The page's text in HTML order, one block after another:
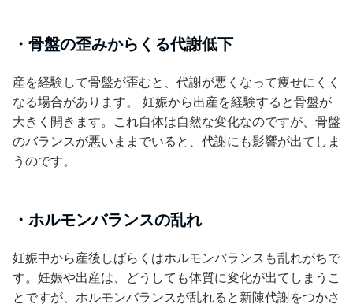
・骨盤の歪みからくる代謝低下
産を経験して骨盤が歪むと、代謝が悪くなって痩せにくく
なる場合があります。 妊娠から出産を経験すると骨盤が
大きく開きます。これ自体は自然な変化なのですが、骨盤
のバランスが悪いままでいると、代謝にも影響が出てしま
うのです。
・ホルモンバランスの乱れ
妊娠中から産後しばらくはホルモンバランスも乱れがちで
す。妊娠や出産は、どうしても体質に変化が出てしまうこ
とですが、ホルモンバランスが乱れると新陳代謝をつかさ